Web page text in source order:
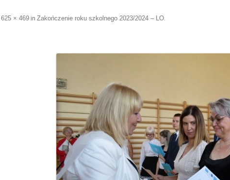
625 × 469 in Zakończenie roku szkolnego 2023/2024 – LO.